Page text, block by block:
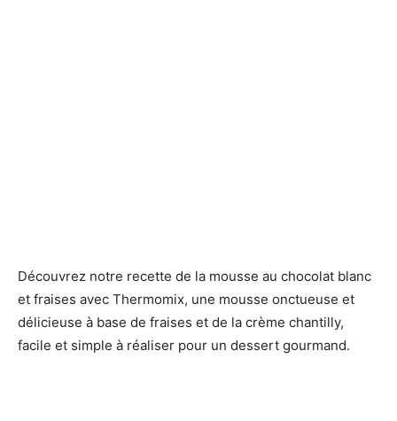
Découvrez notre recette de la mousse au chocolat blanc
et fraises avec Thermomix, une mousse onctueuse et
délicieuse à base de fraises et de la crème chantilly,
facile et simple à réaliser pour un dessert gourmand.